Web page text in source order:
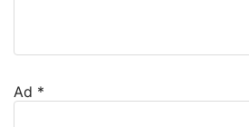
Ad *